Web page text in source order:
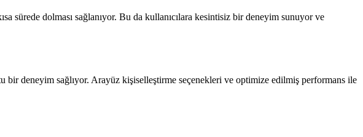
sürede dolması sağlanıyor. Bu da kullanıcılara kesintisiz bir deneyim sunuyor ve
deneyim sağlıyor. Arayüz kişiselleştirme seçenekleri ve optimize edilmiş performans ile